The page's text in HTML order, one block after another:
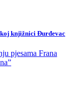
knjižnici Đurđevac